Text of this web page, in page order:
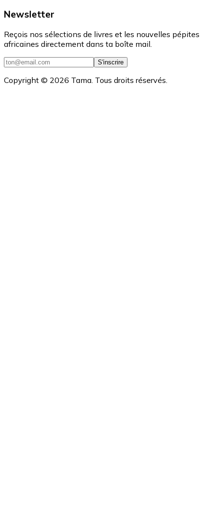
Newsletter
Reçois nos sélections de livres et les nouvelles pépites
africaines directement dans ta boîte mail.
S'inscrire
Copyright © 2026 Tama. Tous droits réservés.